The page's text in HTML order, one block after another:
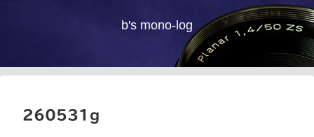
b's mono-log
260531g